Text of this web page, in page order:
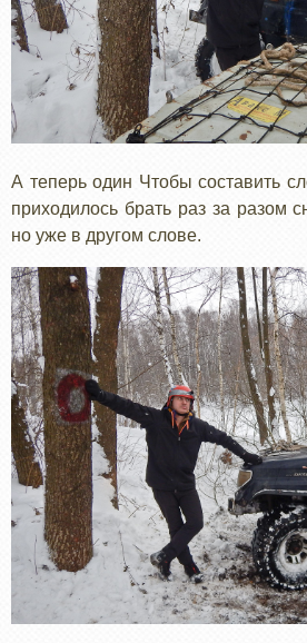
А теперь один Чтобы составить
приходилось брать раз за разом
но уже в другом слове.